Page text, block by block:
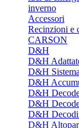
inverno
Accessori
Recinzioni e
CARSON
D&H
D&H
D&H
D&H
D&H
D&H
D&H
D&H